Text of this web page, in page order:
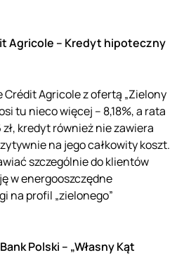
Agricole – Kredyt hipoteczny
Agricole z ofertą „Zielony
tu nieco więcej – 8,18%, a rata
kredyt również nie zawiera
na jego całkowity koszt.
szczególnie do klientów
w energooszczędne
na profil „zielonego”
Polski – „Własny Kąt